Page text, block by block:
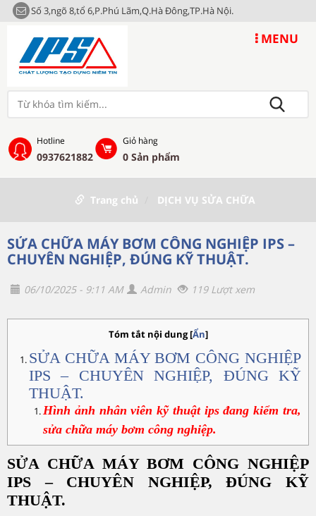
Số 3,ngõ 8,tổ 6,P.Phú Lãm,Q.Hà Đông,TP.Hà Nội.
MENU
Hotline
0937621882
Giỏ hàng
0 Sản phẩm
Trang chủ DỊCH VỤ SỬA CHỮA
SỬA CHỮA MÁY BƠM CÔNG NGHIỆP IPS –
CHUYÊN NGHIỆP, ĐÚNG KỸ THUẬT.
06/10/2025 - 9:11 AM Admin 119 Lượt xem
Tóm tắt nội dung[Ẩn]
SỬA CHỮA MÁY BƠM CÔNG NGHIỆP
IPS – CHUYÊN NGHIỆP, ĐÚNG KỸ
THUẬT.
Hình ảnh nhân viên kỹ thuật ips đang kiểm tra,
sửa chữa máy bơm công nghiệp.
SỬA CHỮA MÁY BƠM CÔNG NGHIỆP
IPS – CHUYÊN NGHIỆP, ĐÚNG KỸ
THUẬT.